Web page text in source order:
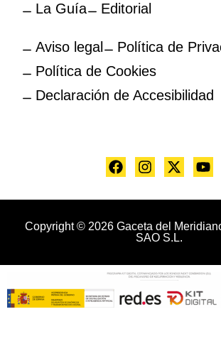
La Guía
Editorial
Aviso legal
Política de
Política de Cookies
Declaración de Accesibilidad
Copyright © 2026 Gaceta del
SAO S.L.